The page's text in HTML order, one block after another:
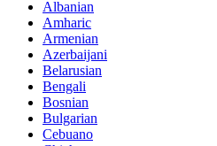
Albanian
Amharic
Armenian
Azerbaijani
Belarusian
Bengali
Bosnian
Bulgarian
Cebuano